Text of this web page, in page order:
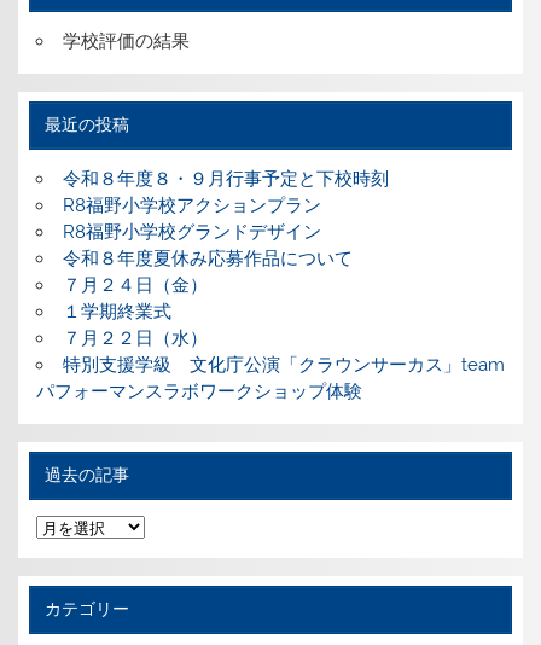
学校評価の結果
最近の投稿
令和８年度８・９月行事予定と下校時刻
R8福野小学校アクションプラン
R8福野小学校グランドデザイン
令和８年度夏休み応募作品について
７月２４日（金）
１学期終業式
７月２２日（水）
特別支援学級 文化庁公演「クラウンサーカス」team
パフォーマンスラボワークショップ体験
過去の記事
過
去
の
記
カテゴリー